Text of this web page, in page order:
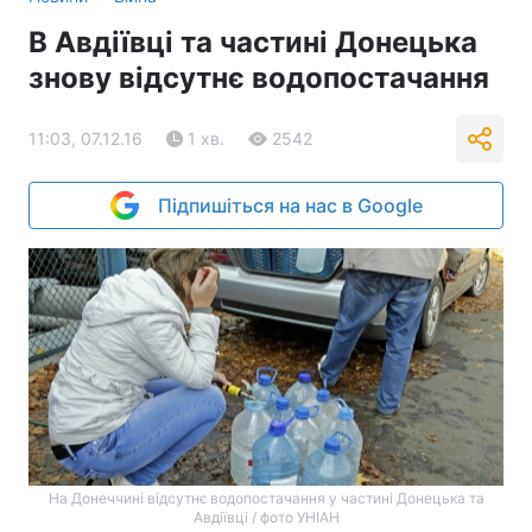
В Авдіївці та частині Донецька
знову відсутнє водопостачання
11:03, 07.12.16 1 хв. 2542
Підпишіться на нас в Google
На Донеччині відсутнє водопостачання у частині Донецька та
Авдіївці / фото УНІАН